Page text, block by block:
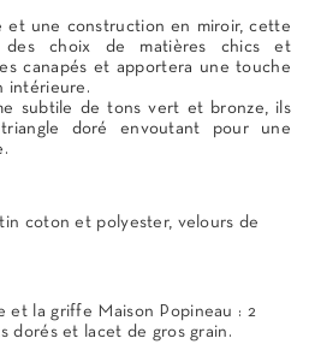
et une construction en miroir, cette
des choix de matières chics et
canapés et apportera une touche
intérieure.
subtile de tons vert et bronze, ils
triangle doré envoutant pour une
coton et polyester, velours de
et la griffe Maison Popineau : 2
dorés et lacet de gros grain.